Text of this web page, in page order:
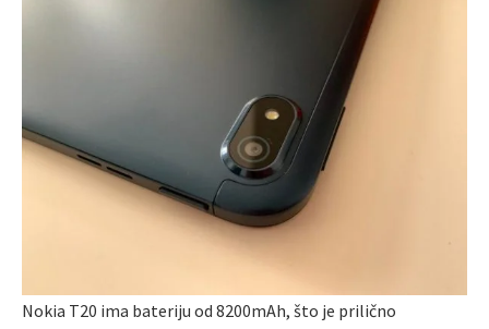
Nokia T20 ima bateriju od 8200mAh, što je prilično